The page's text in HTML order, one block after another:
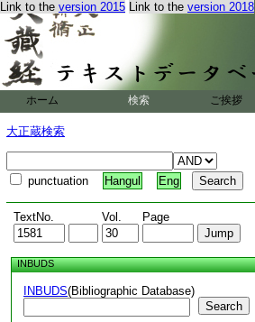
Link to the version 2015 Link to the version 2018
ホーム 検索 ご挨拶
大正蔵検索
punctuation Hangul Eng
TextNo. Vol. Page
INBUDS
INBUDS(Bibliographic Database)
Search